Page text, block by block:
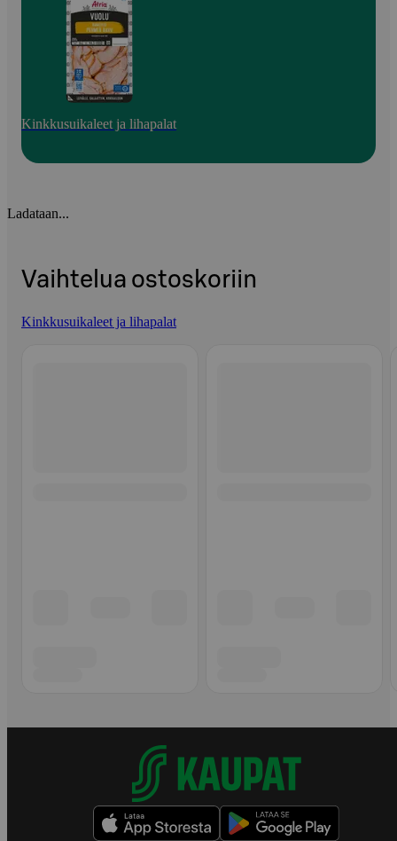
Kinkkusuikaleet ja lihapalat
Ladataan...
Vaihtelua ostoskoriin
Kinkkusuikaleet ja lihapalat